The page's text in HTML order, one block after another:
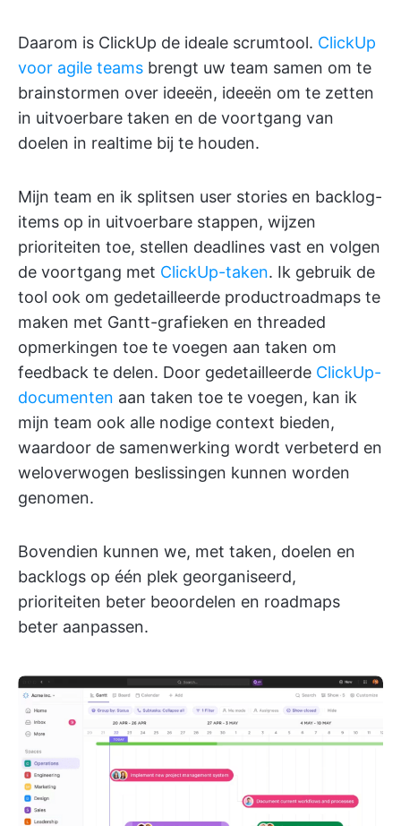
Daarom is ClickUp de ideale scrumtool. ClickUp
voor agile teams brengt uw team samen om te
brainstormen over ideeën, ideeën om te zetten
in uitvoerbare taken en de voortgang van
doelen in realtime bij te houden.
Mijn team en ik splitsen user stories en backlog-
items op in uitvoerbare stappen, wijzen
prioriteiten toe, stellen deadlines vast en volgen
de voortgang met ClickUp-taken. Ik gebruik de
tool ook om gedetailleerde productroadmaps te
maken met Gantt-grafieken en threaded
opmerkingen toe te voegen aan taken om
feedback te delen. Door gedetailleerde ClickUp-
documenten aan taken toe te voegen, kan ik
mijn team ook alle nodige context bieden,
waardoor de samenwerking wordt verbeterd en
weloverwogen beslissingen kunnen worden
genomen.
Bovendien kunnen we, met taken, doelen en
backlogs op één plek georganiseerd,
prioriteiten beter beoordelen en roadmaps
beter aanpassen.